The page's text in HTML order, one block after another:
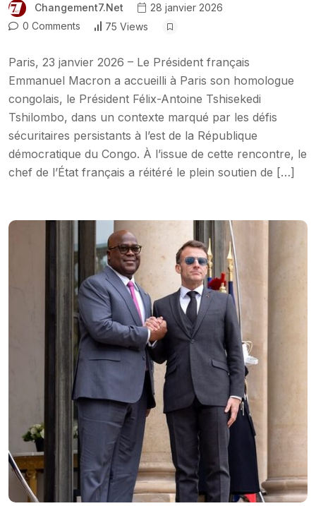
Changement7.net
28 janvier 2026
0 Comments
75 Views
Paris, 23 janvier 2026 – Le Président français
Emmanuel Macron a accueilli à Paris son homologue
congolais, le Président Félix-Antoine Tshisekedi
Tshilombo, dans un contexte marqué par les défis
sécuritaires persistants à l’est de la République
démocratique du Congo. À l’issue de cette rencontre, le
chef de l’État français a réitéré le plein soutien de […]